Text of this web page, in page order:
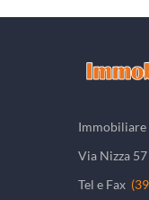
Via Nizza
Tel e Fax